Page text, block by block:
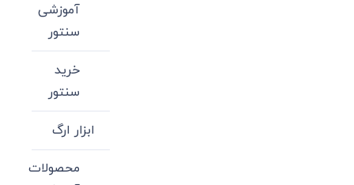
آموزشی
سنتور
خرید
سنتور
ابزار ارگ
محصولات